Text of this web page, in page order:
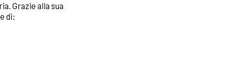
Grazie alla sua
di: